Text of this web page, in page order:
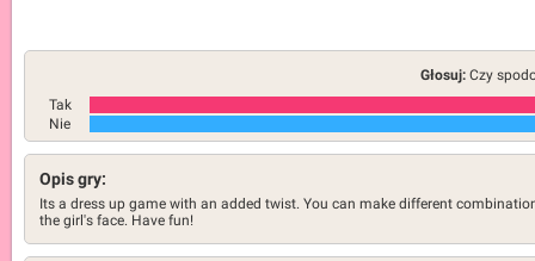
Głosuj: Czy
Tak
Nie
Opis gry:
Its a dress up game with an added twist. You can make different
the girl's face. Have fun!